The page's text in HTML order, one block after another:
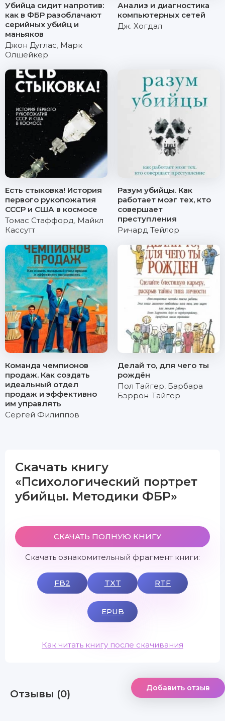
Убийца сидит напротив:
как в ФБР разоблачают
серийных убийц и
маньяков
Джон Дуглас, Марк
Олшейкер
Анализ и диагностика
компьютерных сетей
Дж. Хогдал
Есть стыковка! История
первого рукопожатия
СССР и США в космосе
Томас Стаффорд, Майкл
Кассутт
Разум убийцы. Как
работает мозг тех, кто
совершает
преступления
Ричард Тейлор
Команда чемпионов
продаж. Как создать
идеальный отдел
продаж и эффективно
им управлять
Сергей Филиппов
Делай то, для чего ты
рождён
Пол Тайгер, Барбара
Бэррон-Тайгер
Скачать книгу
«Психологический портрет
убийцы. Методики ФБР»
СКАЧАТЬ ПОЛНУЮ КНИГУ
Скачать ознакомительный фрагмент книги:
FB2 TXT RTF
EPUB
Как читать книгу после скачивания
Отзывы (0) Добавить отзыв